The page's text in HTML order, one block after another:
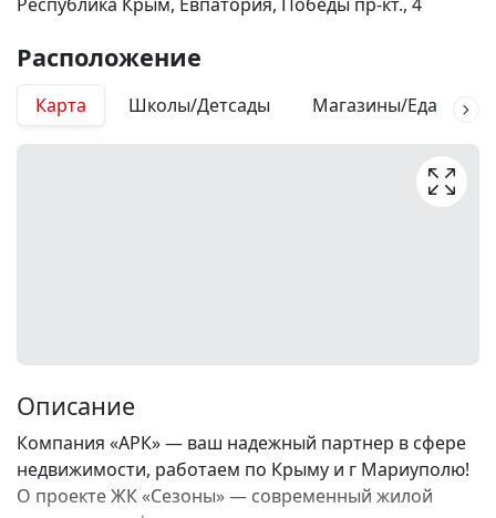
Расположение
Карта Школы/Детсады Магазины/Еда
Описание
Компания «АРК» — ваш надежный партнер в сфере
недвижимости, работаем по Крыму и г Мариуполю!
О проекте ЖК «Сезоны» — современный жилой